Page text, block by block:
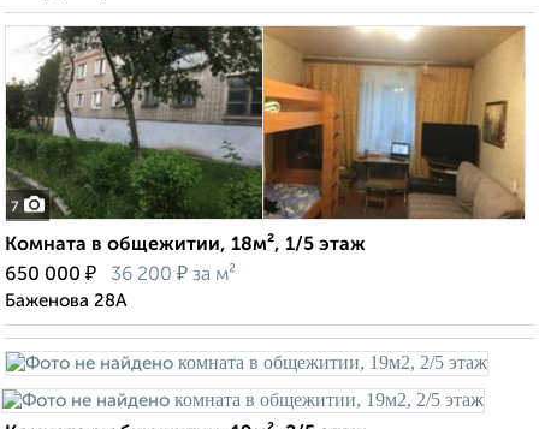
7
Комната в общежитии, 18м², 1/5 этаж
650 000 ₽ 36 200 ₽ за м²
Баженова 28А